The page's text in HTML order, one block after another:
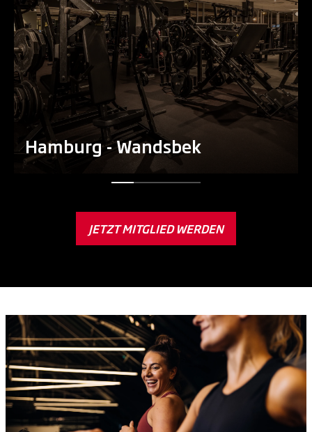
Hamburg - Wandsbek
JETZT MITGLIED WERDEN